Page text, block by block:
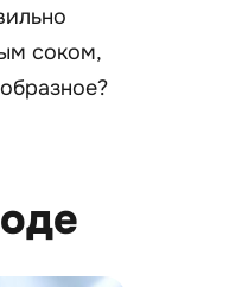
соком,